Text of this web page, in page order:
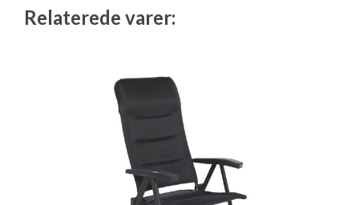
Relaterede varer: